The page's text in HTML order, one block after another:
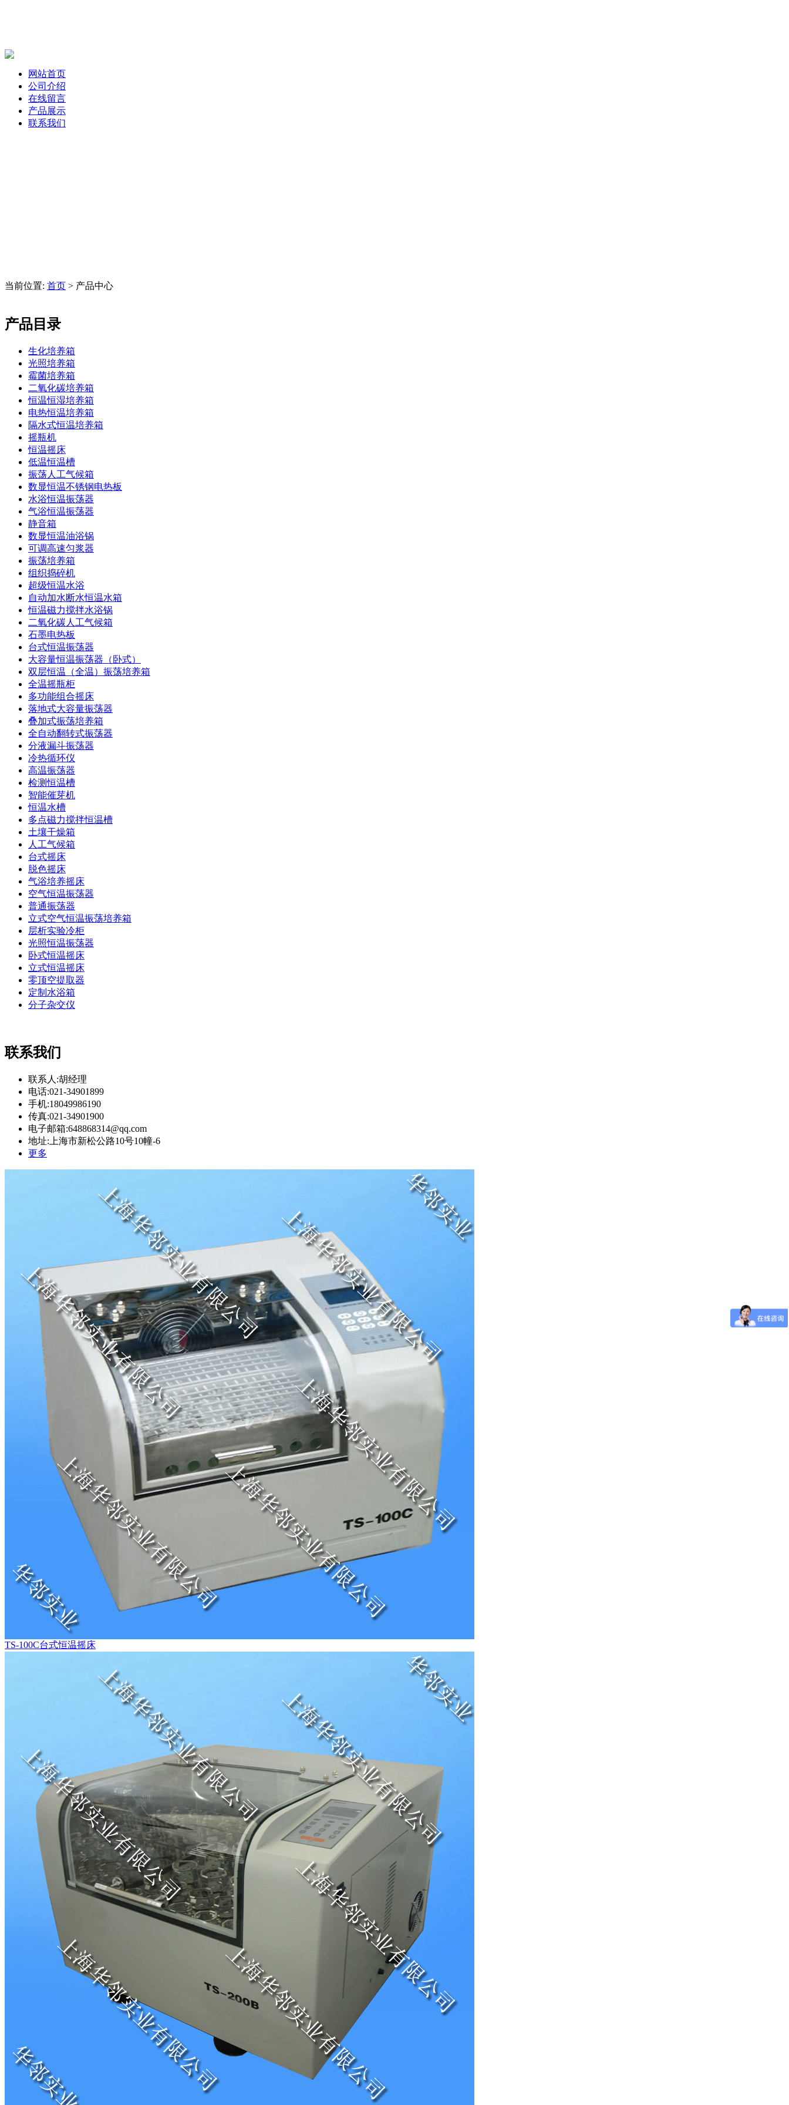
网站首页
公司介绍
在线留言
产品展示
联系我们
当前位置: 首页 > 产品中心
产品目录
生化培养箱
光照培养箱
霉菌培养箱
二氧化碳培养箱
恒温恒湿培养箱
电热恒温培养箱
隔水式恒温培养箱
摇瓶机
恒温摇床
低温恒温槽
振荡人工气候箱
数显恒温不锈钢电热板
水浴恒温振荡器
气浴恒温振荡器
静音箱
数显恒温油浴锅
可调高速匀浆器
振荡培养箱
组织捣碎机
超级恒温水浴
自动加水断水恒温水箱
恒温磁力搅拌水浴锅
二氧化碳人工气候箱
石墨电热板
台式恒温振荡器
大容量恒温振荡器（卧式）
双层恒温（全温）振荡培养箱
全温摇瓶柜
多功能组合摇床
落地式大容量振荡器
叠加式振荡培养箱
全自动翻转式振荡器
分液漏斗振荡器
冷热循环仪
高温振荡器
检测恒温槽
智能催芽机
恒温水槽
多点磁力搅拌恒温槽
土壤干燥箱
人工气候箱
台式摇床
脱色摇床
气浴培养摇床
空气恒温振荡器
普通振荡器
立式空气恒温振荡培养箱
层析实验冷柜
光照恒温振荡器
卧式恒温摇床
立式恒温摇床
零顶空提取器
定制水浴箱
分子杂交仪
联系我们
联系人:胡经理
电话:021-34901899
手机:18049986190
传真:021-34901900
电子邮箱:648868314@qq.com
地址:上海市新松公路10号10幢-6
更多
TS-100C台式恒温摇床